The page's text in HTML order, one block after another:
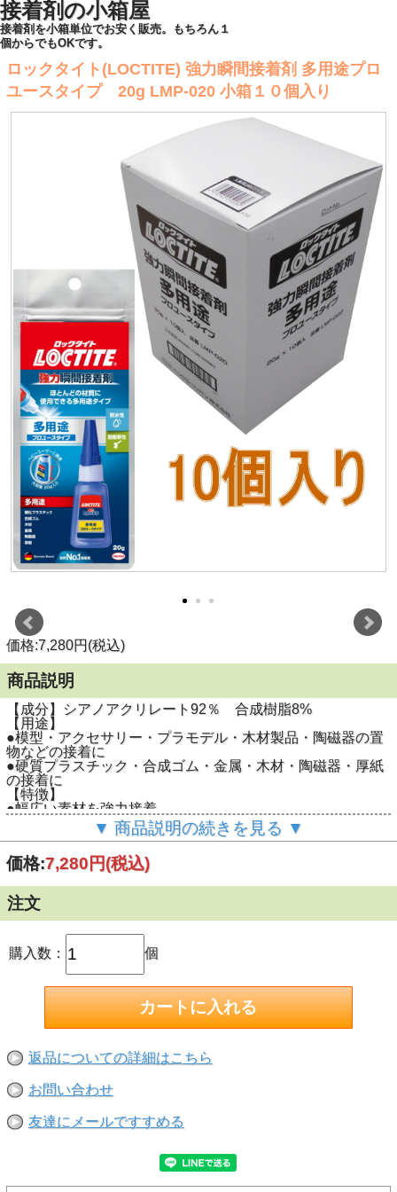
接着剤の小箱屋
接着剤を小箱単位でお安く販売。もちろん１
個からでもOKです。
ロックタイト(LOCTITE) 強力瞬間接着剤 多用途プロ
ユースタイプ 20g LMP-020 小箱１０個入り
価格:7,280円(税込)
商品説明
【成分】シアノアクリレート92％ 合成樹脂8%
【用途】
●模型・アクセサリー・プラモデル・木材製品・陶磁器の置
物などの接着に
●硬質プラスチック・合成ゴム・金属・木材・陶磁器・厚紙
の接着に
【特徴】
●幅広い素材を強力接着
【注意】
●皮革や布は接着面が硬くなり、柔軟性を損なうことがあり
●接着面が小さい場所（メガネのフレーム）やメッキ部分は
十分な接着強度が得られません。
●アクリル系・ポリカーボネイト系・ポリスチレン系のプラ
スチックの場合、プラスチック部分がひび割れたり、表面が
溶けることがあります。
●常時水がかかるところは不可です
●接着できないもの ポリエチレン・ポリプロピレン・ナ
イロン・軟質ビニール・フッ素樹脂・シリコーンゴム・ガラ
ス・発泡スチロールには接着できません。
▼ 商品説明の続きを見る ▼
価格:7,280円(税込)
注文
購入数： 個
返品についての詳細はこちら
お問い合わせ
友達にメールですすめる